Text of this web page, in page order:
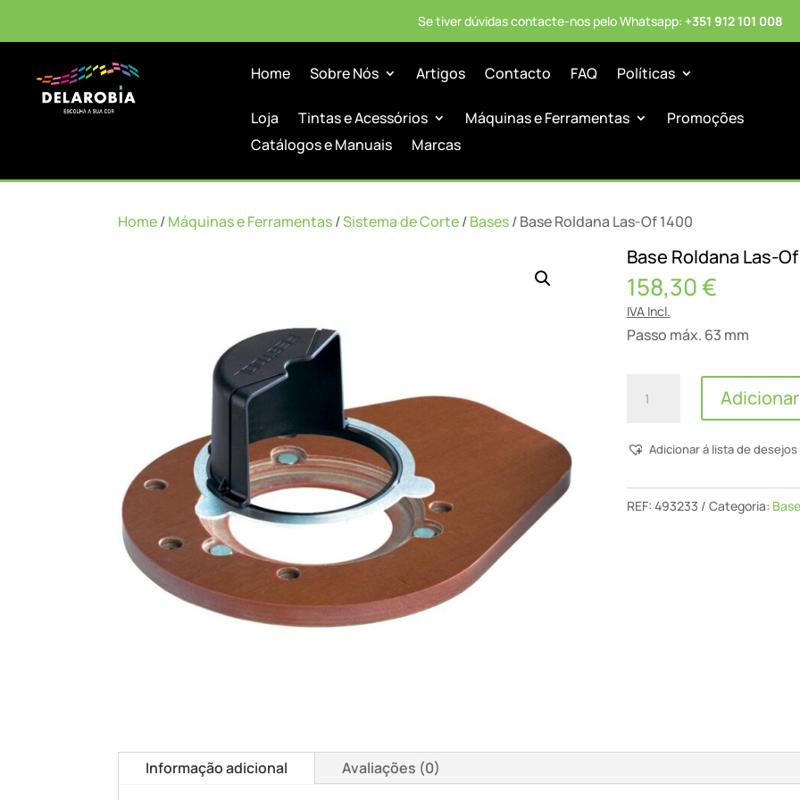
Se tiver dúvidas contacte-nos pelo Whatsapp: +351 912 101 008
Home Sobre Nós Artigos Contacto FAQ Políticas
Loja Tintas e Acessórios Máquinas e Ferramentas
Promoções
Catálogos e Manuais
Marcas
Home/Máquinas e Ferramentas/Sistema de Corte/Bases/ Base Roldana Las-Of 1400
Base Roldana Las-
158,30€
IVA Incl.
Passo máx. 63 mm
Quantidade
Roldana
Of
Adicionar
Adicionar á lista de desejos
REF: 493233 Categoria:
Informação adicional Avaliações (0)